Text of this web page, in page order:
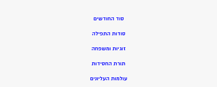
סוד החודשים
סודות התפילה
זוגיות ומשפחה
תורת החסידות
עולמות העליונים